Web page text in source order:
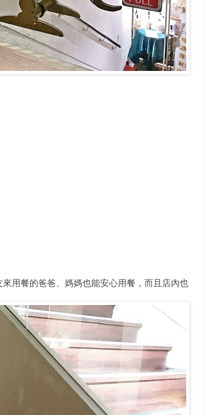
用餐的爸爸、媽媽也能安心用餐，而且店內也